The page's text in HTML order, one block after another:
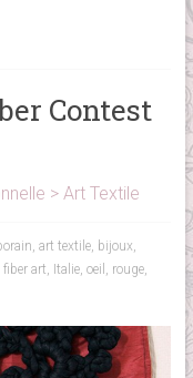
Contest
> Art Textile
, art textile, bijoux,
fiber art, Italie, oeil , rouge,